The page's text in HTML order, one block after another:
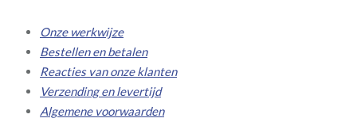
Onze werkwijze
Bestellen en betalen
Reacties van onze klanten
Verzending en levertijd
Algemene voorwaarden